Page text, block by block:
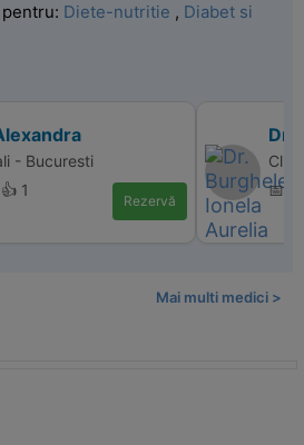
Diete-nutritie , Diabet si
- Bucuresti
1
Rezervă
Dr.
📅
Mai multi medici >